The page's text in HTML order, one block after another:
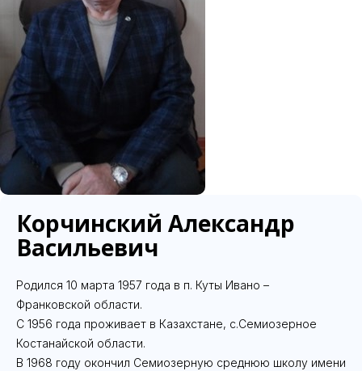
Корчинский Александр
Васильевич
Родился 10 марта 1957 года в п. Куты Ивано –
Франковской области.
С 1956 года проживает в Казахстане, с.Семиозерное
Костанайской области.
В 1968 году окончил Семиозерную среднюю школу имени